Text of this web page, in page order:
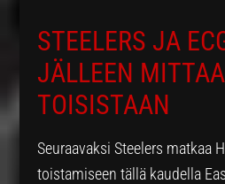
STEELERS JA
JÄLLEEN MITTAA
TOISISTAAN
Seuraavaksi Steelers matkaa
toistamiseen tällä kaudella